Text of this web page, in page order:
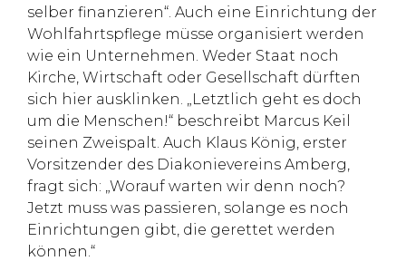
selber finanzieren“. Auch eine Einrichtung der
Wohlfahrtspflege müsse organisiert werden
wie ein Unternehmen. Weder Staat noch
Kirche, Wirtschaft oder Gesellschaft dürften
sich hier ausklinken. „Letztlich geht es doch
um die Menschen!“ beschreibt Marcus Keil
seinen Zweispalt. Auch Klaus König, erster
Vorsitzender des Diakonievereins Amberg,
fragt sich: „Worauf warten wir denn noch?
Jetzt muss was passieren, solange es noch
Einrichtungen gibt, die gerettet werden
können.“